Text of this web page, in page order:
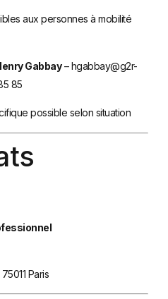
aux personnes à mobilité
Gabbay–hgabbay@g2r-
85
possible selon situation
Paris